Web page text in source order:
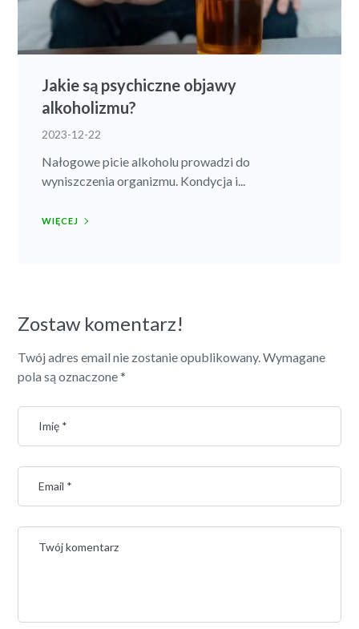
Jakie są psychiczne objawy
alkoholizmu?
2023-12-22
Nałogowe picie alkoholu prowadzi do
wyniszczenia organizmu. Kondycja i...
WIĘCEJ
Zostaw komentarz!
Twój adres email nie zostanie opublikowany. Wymagane
pola są oznaczone*